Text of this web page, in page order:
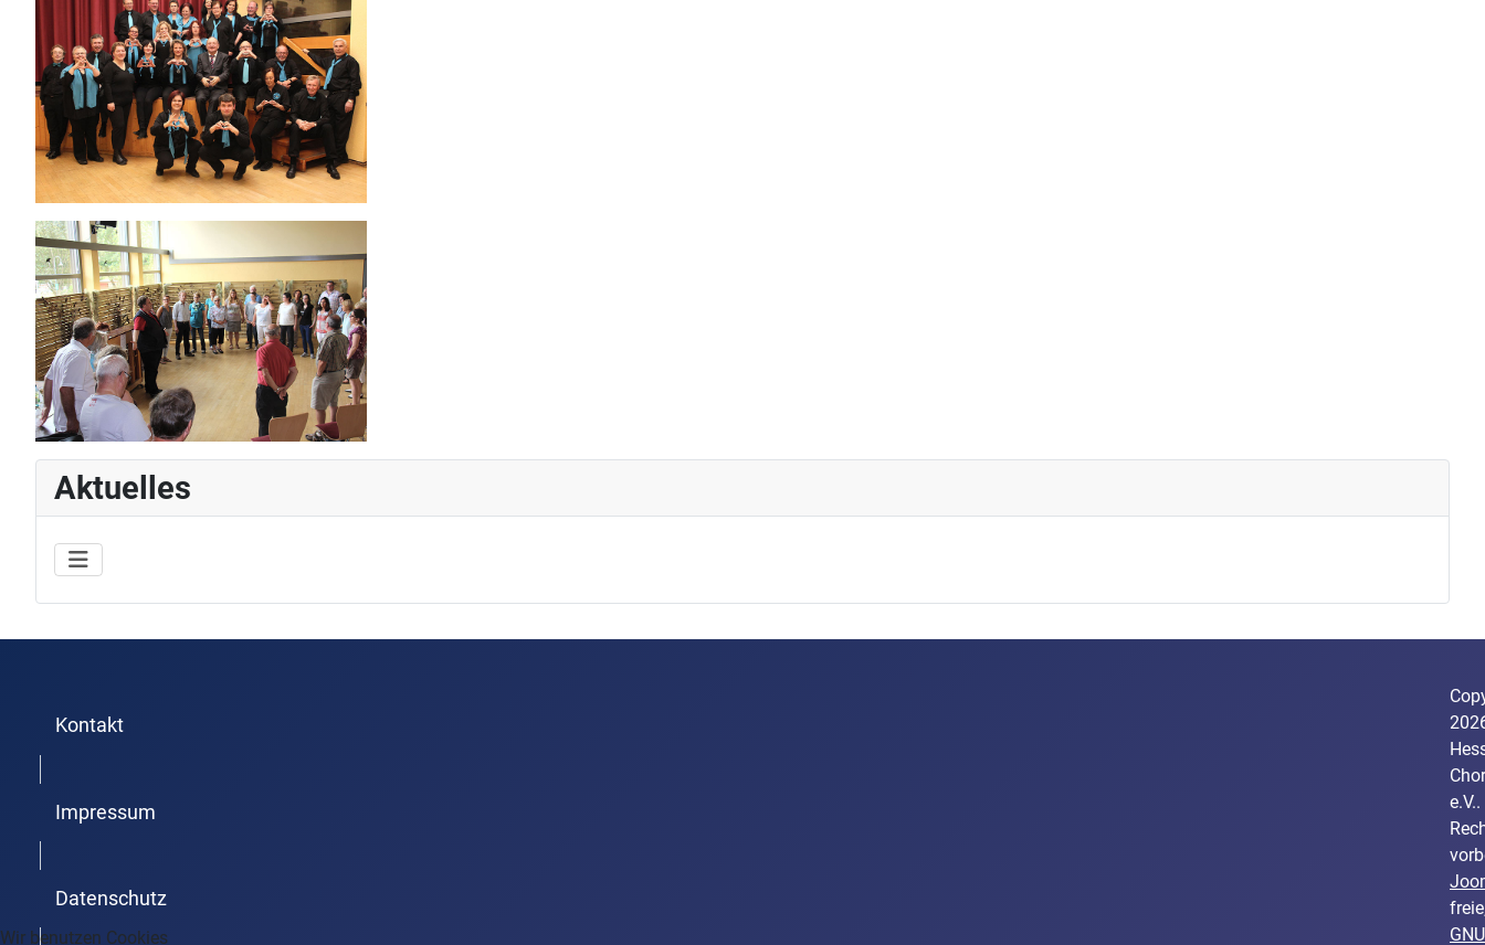
Aktuelles
Kontakt
Impressum
Datenschutz
Wir benutzen Cookies